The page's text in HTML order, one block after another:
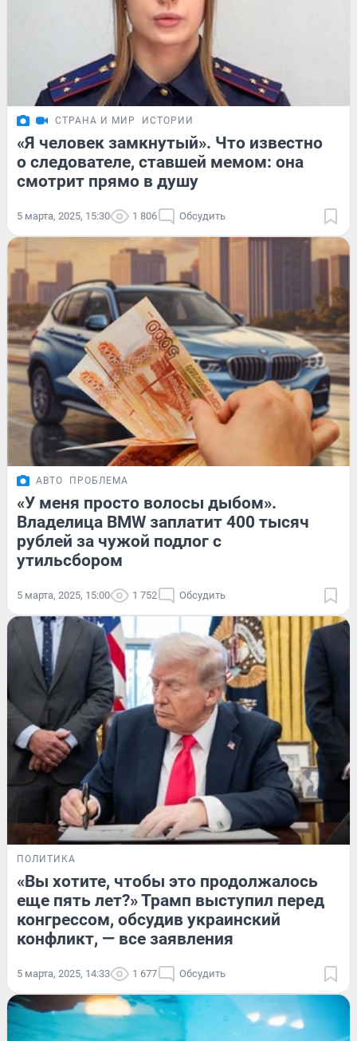
СТРАНА И МИР ИСТОРИИ
«Я человек замкнутый». Что известно
о следователе, ставшей мемом: она
смотрит прямо в душу
5 марта, 2025, 15:30 1 806 Обсудить
АВТО ПРОБЛЕМА
«У меня просто волосы дыбом».
Владелица BMW заплатит 400 тысяч
рублей за чужой подлог с
утильсбором
5 марта, 2025, 15:00 1 752 Обсудить
ПОЛИТИКА
«Вы хотите, чтобы это продолжалось
еще пять лет?» Трамп выступил перед
конгрессом, обсудив украинский
конфликт, — все заявления
5 марта, 2025, 14:33 1 677 Обсудить